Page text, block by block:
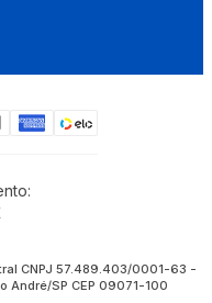
CNPJ 57.489.403/0001-63 -
André/SP CEP 09071-100